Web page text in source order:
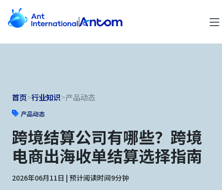
首页>行业知识>产品动态
产品动态
跨境结算公司有哪些？跨境
电商出海收单结算选择指南
2026年06月11日 | 预计阅读时间9分钟